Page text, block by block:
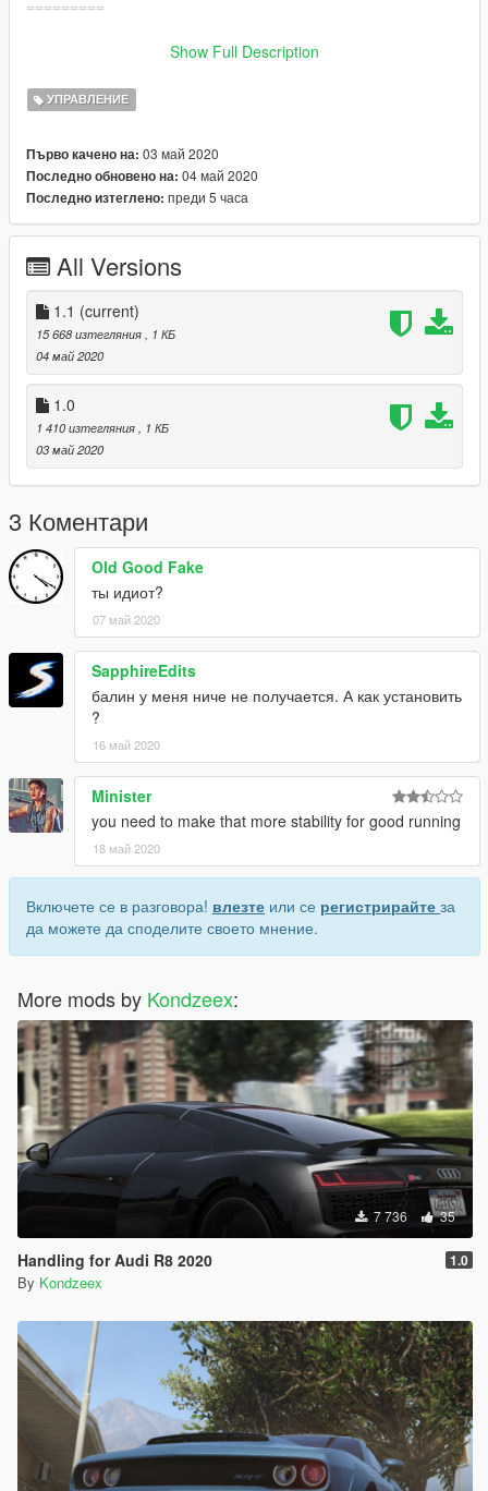
=========
Show Full Description
УПРАВЛЕНИЕ
Първо качено на: 03 май 2020
Последно обновено на: 04 май 2020
Последно изтеглено: преди 5 часа
All Versions
1.1 (current)
15 668 изтегляния
, 1 КБ
04 май 2020
1.0
1 410 изтегляния
, 1 КБ
03 май 2020
3 Коментари
Old Good Fake
ты идиот?
07 май 2020
SapphireEdits
балин у меня ниче не получается. А как установить
?
16 май 2020
Minister
you need to make that more stability for good running
18 май 2020
Включете се в разговора! влезте или се регистрирайте за
да можете да споделите своето мнение.
More mods by Kondzeex:
7 736 35
Handling for Audi R8 2020 1.0
By Kondzeex